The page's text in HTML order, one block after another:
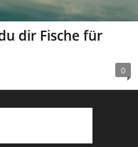
dir Fische für
0